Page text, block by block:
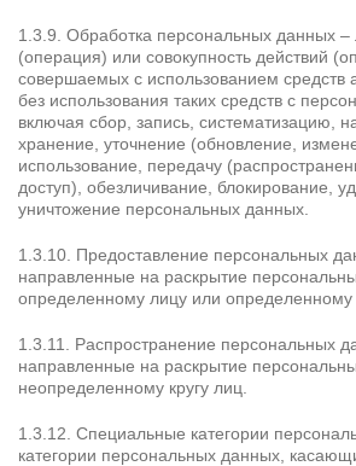
1.3.9. Обработка персональных данных –
(операция) или совокупность действий
совершаемых с использованием средств
без использования таких средств с
включая сбор, запись, систематизацию,
хранение, уточнение (обновление,
использование, передачу
доступ), обезличивание, блокирование,
уничтожение персональных данных.
1.3.10. Предоставление персональных
направленные на раскрытие
определенному лицу или определенному
1.3.11. Распространение персональных
направленные на раскрытие
неопределенному кругу лиц.
1.3.12. Специальные категории
категории персональных данных,